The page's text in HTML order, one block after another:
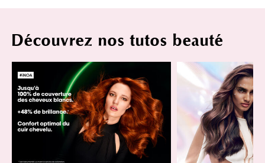
Découvrez nos tutos beauté